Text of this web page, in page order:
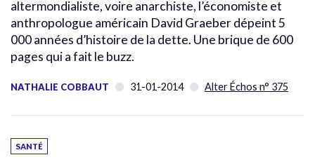
altermondialiste, voire anarchiste, l’économiste et
anthropologue américain David Graeber dépeint 5
000 années d’histoire de la dette. Une brique de 600
pages qui a fait le buzz.
NATHALIE COBBAUT 31-01-2014 Alter Échos n° 375
SANTÉ